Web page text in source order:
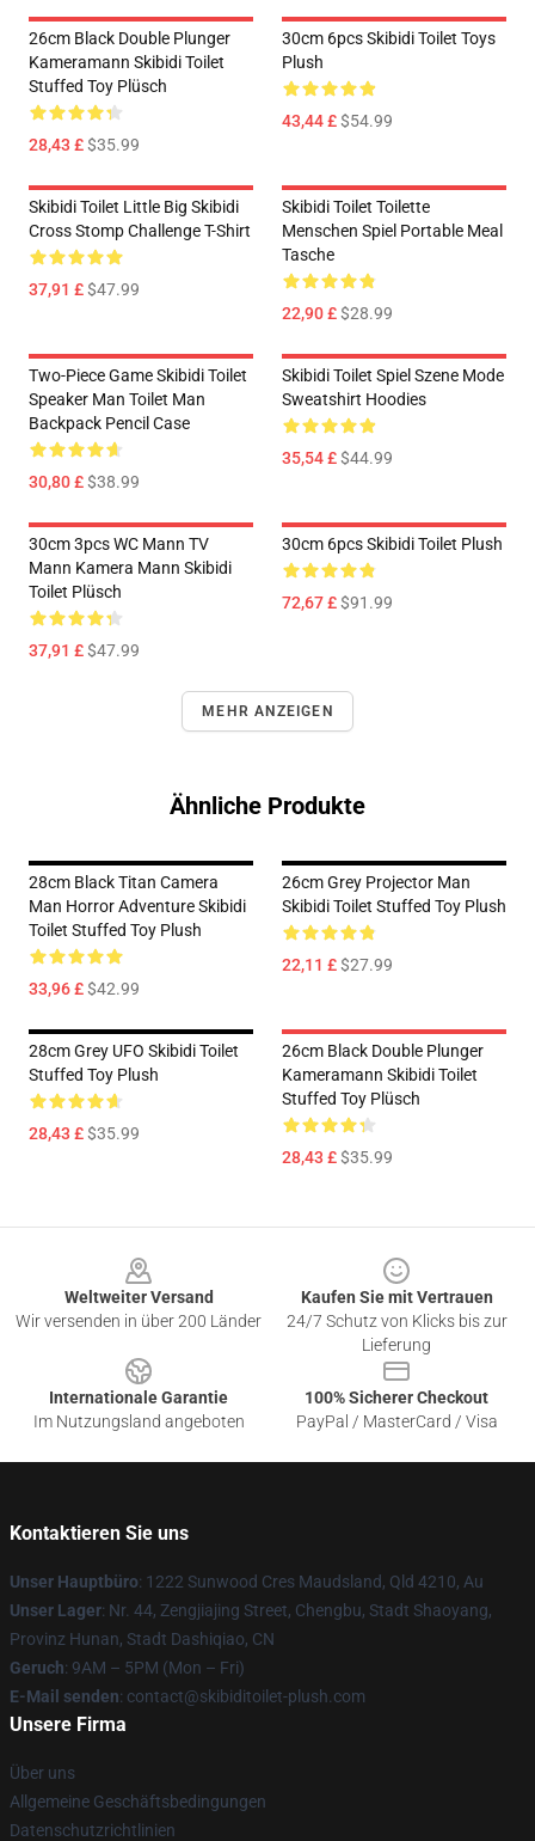
26cm Black Double Plunger
Kameramann Skibidi Toilet
Stuffed Toy Plüsch
28,43 £$35.99
30cm 6pcs Skibidi Toilet Toys
Plush
43,44 £$54.99
Skibidi Toilet Little Big Skibidi
Cross Stomp Challenge T-Shirt
37,91 £$47.99
Skibidi Toilet Toilette
Menschen Spiel Portable Meal
Tasche
22,90 £$28.99
Two-Piece Game Skibidi Toilet
Speaker Man Toilet Man
Backpack Pencil Case
30,80 £$38.99
Skibidi Toilet Spiel Szene Mode
Sweatshirt Hoodies
35,54 £$44.99
30cm 3pcs WC Mann TV
Mann Kamera Mann Skibidi
Toilet Plüsch
37,91 £$47.99
30cm 6pcs Skibidi Toilet Plush
72,67 £$91.99
MEHR ANZEIGEN
Ähnliche Produkte
28cm Black Titan Camera
Man Horror Adventure Skibidi
Toilet Stuffed Toy Plush
33,96 £$42.99
26cm Grey Projector Man
Skibidi Toilet Stuffed Toy Plush
22,11 £$27.99
28cm Grey UFO Skibidi Toilet
Stuffed Toy Plush
28,43 £$35.99
26cm Black Double Plunger
Kameramann Skibidi Toilet
Stuffed Toy Plüsch
28,43 £$35.99
Weltweiter Versand
Wir versenden in über 200 Länder
Kaufen Sie mit Vertrauen
24/7 Schutz von Klicks bis zur
Lieferung
Internationale Garantie
Im Nutzungsland angeboten
100% Sicherer Checkout
PayPal / MasterCard / Visa
Kontaktieren Sie uns
Unser Hauptbüro: 1222 Sunwood Cres Maudsland, Qld 4210, Au
Unser Lager: Nr. 44, Zengjiajing Street, Chengbu, Stadt Shaoyang,
Provinz Hunan, Stadt Dashiqiao, CN
Geruch: 9AM – 5PM (Mon – Fri)
E-Mail senden: contact@skibiditoilet-plush.com
Unsere Firma
Über uns
Allgemeine Geschäftsbedingungen
Datenschutzrichtlinien